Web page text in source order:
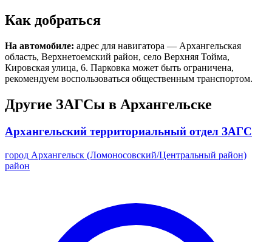
Как добраться
На автомобиле: адрес для навигатора — Архангельская
область, Верхнетоемский район, село Верхняя Тойма,
Кировская улица, 6. Парковка может быть ограничена,
рекомендуем воспользоваться общественным транспортом.
Другие ЗАГСы в Архангельске
Архангельский территориальный отдел ЗАГС
город Архангельск (Ломоносовский/Центральный район)
район